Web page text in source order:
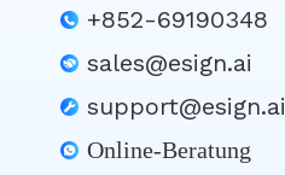
+852-69190348
sales@esign.ai
support@esign.ai
Online-Beratung